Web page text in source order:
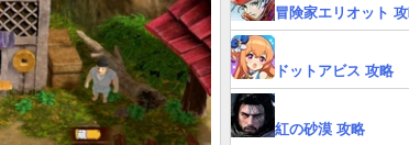
冒険家エリオット
ドットアビス 攻略
紅の砂漠 攻略